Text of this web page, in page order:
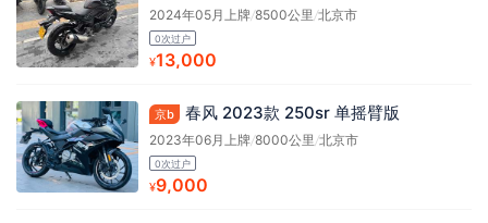
2024年05月上牌/8500公里 /北京市
0次过户
¥13,000
京b 春风 2023款 250sr 单摇臂版
2023年06月上牌/8000公里 /北京市
0次过户
¥9,000